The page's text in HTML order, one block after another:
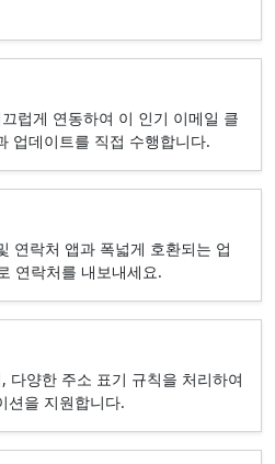
럽게 연동하여 이 인기 이메일 클
업데이트를 직접 수행합니다.
연락처 앱과 폭넓게 호환되는 업
연락처를 내보내세요.
다양한 주소 표기 규칙을 처리하여
션을 지원합니다.